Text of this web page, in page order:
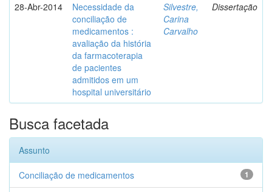
28-Abr-2014
Necessidade da
conciliação de
medicamentos :
avaliação da história
da farmacoterapia
de pacientes
admitidos em um
hospital universitário
Silvestre,
Carina
Carvalho
Dissertação
Busca facetada
Assunto
1
Conciliação de medicamentos